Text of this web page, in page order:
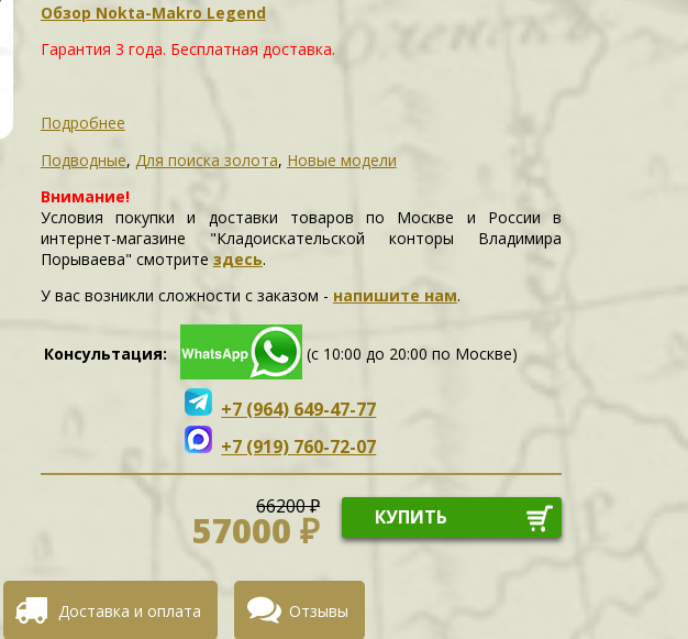
Обзор Nokta-Makro Legend
Гарантия 3 года. Бесплатная доставка.
Подробнее
Подводные, Для поиска золота, Новые модели
Внимание!
Условия покупки и доставки товаров по Москве и России в
интернет-магазине "Кладоискательской конторы Владимира
Порываева" смотрите здесь.
У вас возникли сложности c заказом - напишите нам.
Консультация: (с 10:00 до 20:00 по Москве)
+7 (964) 649-47-77
+7 (919) 760-72-07
66200 ₽
57000 ₽ КУПИТЬ
Доставка и оплата Отзывы